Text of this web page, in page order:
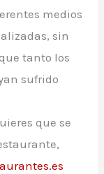
medios
sin
tanto los
sufrido
que se